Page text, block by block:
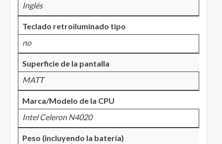
Inglés
Teclado retroiluminado tipo
no
Superficie de la pantalla
MATT
Marca/Modelo de la CPU
Intel Celeron N4020
Peso (incluyendo la batería)